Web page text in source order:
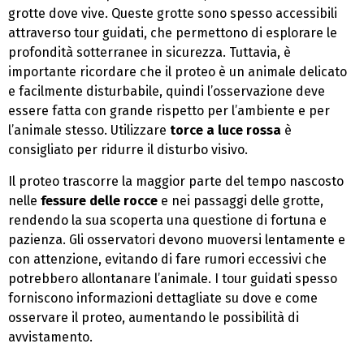
grotte dove vive. Queste grotte sono spesso accessibili
attraverso tour guidati, che permettono di esplorare le
profondità sotterranee in sicurezza. Tuttavia, è
importante ricordare che il proteo è un animale delicato
e facilmente disturbabile, quindi l’osservazione deve
essere fatta con grande rispetto per l’ambiente e per
l’animale stesso. Utilizzare torce a luce rossa è
consigliato per ridurre il disturbo visivo.
Il proteo trascorre la maggior parte del tempo nascosto
nelle fessure delle rocce e nei passaggi delle grotte,
rendendo la sua scoperta una questione di fortuna e
pazienza. Gli osservatori devono muoversi lentamente e
con attenzione, evitando di fare rumori eccessivi che
potrebbero allontanare l’animale. I tour guidati spesso
forniscono informazioni dettagliate su dove e come
osservare il proteo, aumentando le possibilità di
avvistamento.